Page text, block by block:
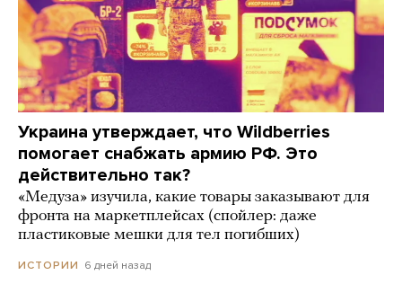
Украина утверждает, что Wildberries
помогает снабжать армию РФ. Это
действительно так?
«Медуза» изучила, какие товары заказывают для
фронта на маркетплейсах (спойлер: даже
пластиковые мешки для тел погибших)
ИСТОРИИ 6 дней назад